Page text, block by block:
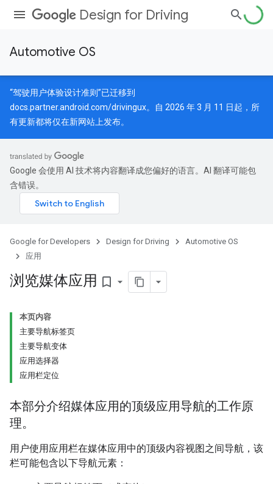
Design for Driving
Automotive OS
“驾驶用户体验设计准则”已迁移到
docs.partner.android.com/drivingux。自 2026 年 3 月 11 日起，所
有更新都将仅在新网站上发布。
Google 会使用 AI 技术将内容翻译成您偏好的语言。AI 翻译可能包
含错误。
Google for Developers Design for Driving
Automotive OS
应用
浏览媒体应用 bookmark_border
本页内容
主要导航标签页
主要导航变体
应用选择器
应用栏定位
本部分介绍媒体应用的顶级应用导航的工作原
理。
用户使用应用栏在媒体应用中的顶级内容视图之间导航，该
栏可能包含以下导航元素：